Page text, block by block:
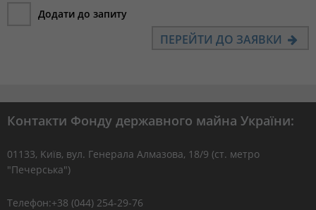
Додати до запиту
ПЕРЕЙТИ ДО ЗАЯВКИ
Контакти Фонду державного майна України:
01133, Kиїв, вул. Генерала Алмазова, 18/9 (ст. метро
"Печерська")
Телефон:+38 (044) 254-29-76